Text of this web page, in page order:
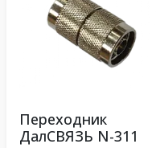
Переходник
ДалСВЯЗЬ N-311